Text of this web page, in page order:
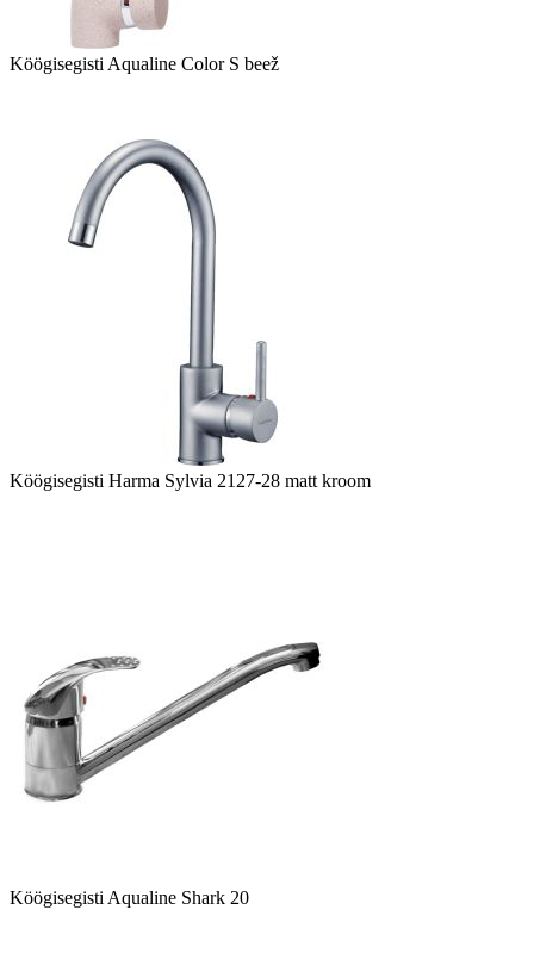
Köögisegisti Aqualine Color S beež
Köögisegisti Harma Sylvia 2127-28 matt kroom
Köögisegisti Aqualine Shark 20